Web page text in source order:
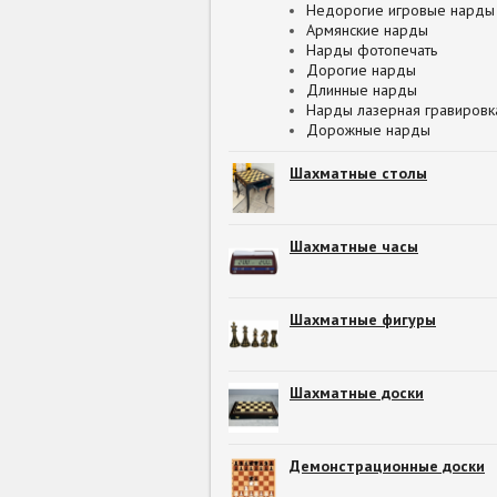
Недорогие игровые нарды
Армянские нарды
Нарды фотопечать
Дорогие нарды
Длинные нарды
Нарды лазерная
Дорожные нарды
Шахматные столы
Шахматные часы
Шахматные фигуры
Шахматные доски
Демонстрационные доски